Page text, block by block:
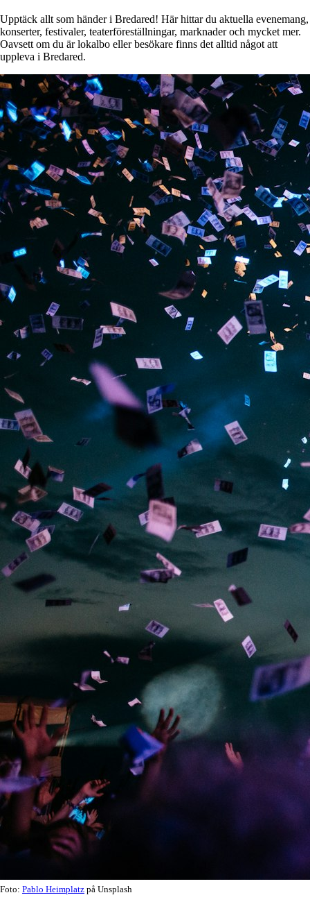
Upptäck allt som händer i Bredared! Här hittar du aktuella evenemang,
konserter, festivaler, teaterföreställningar, marknader och mycket mer.
Oavsett om du är lokalbo eller besökare finns det alltid något att
uppleva i Bredared.
Foto: Pablo Heimplatz på Unsplash